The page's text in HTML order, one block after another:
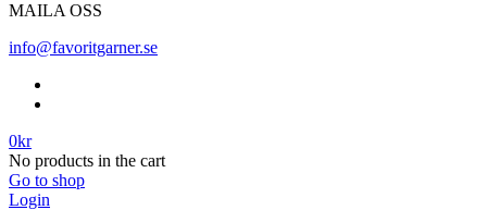
MAILA OSS
info@favoritgarner.se
0kr
No products in the cart
Go to shop
Login